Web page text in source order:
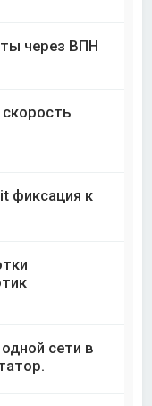
через ВПН
фиксация к
сети в